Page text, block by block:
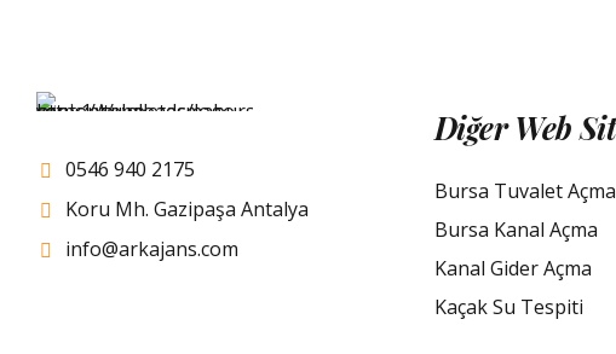
0546 940 2175
Koru Mh. Gazipaşa Antalya
info@arkajans.com
Diğer Web
Bursa Tuvalet Açma
Bursa Kanal Açma
Kanal Gider Açma
Kaçak Su Tespiti